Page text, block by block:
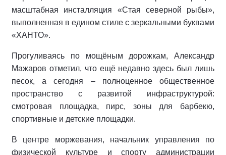
масштабная инсталляция «Стая северной рыбы»,
выполненная в едином стиле с зеркальными буквами
«ХАНТО».
Прогуливаясь по мощёным дорожкам, Александр
Мажаров отметил, что ещё недавно здесь был лишь
песок, а сегодня – полноценное общественное
пространство с развитой инфраструктурой:
смотровая площадка, пирс, зоны для барбекю,
спортивные и детские площадки.
В центре моржевания, начальник управления по
физической культуре и спорту администрации